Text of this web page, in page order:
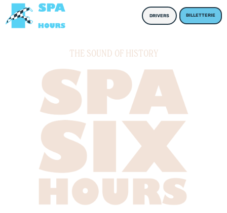
DRIVERS BILLETTERIE
THE SOUND OF HISTORY